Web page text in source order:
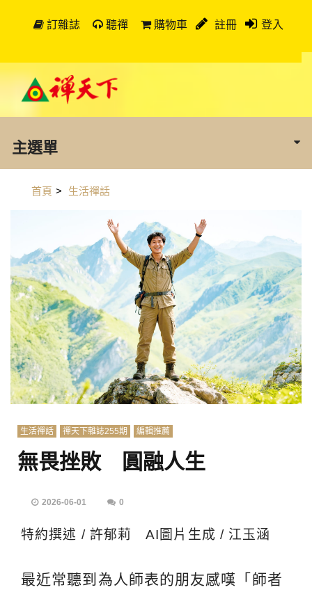
訂雜誌 聽禪 購物車 註冊 登入
主選單
首頁 > 生活禪話
生活禪話 禪天下雜誌255期 編輯推薦
無畏挫敗 圓融人生
2026-06-01 0
特約撰述 / 許郁莉 AI圖片生成 / 江玉涵
最近常聽到為人師表的朋友感嘆「師者